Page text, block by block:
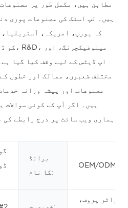
مطابق ہیں، مکمل طور پر
ہیں۔ لپ اسٹک کی مصنوعات پوری
کہ یورپ، امریکہ،
اپ ڈیٹس کے لیے وقف کیا گیا
مختلف شعبوں، ممالک اور خطوں
مصنوعات اور پیشہ ورانہ
ہیں۔ اگر آپ کے کوئی سوالات
ہماری ویب سائٹ پر درج رابطے
برانڈ
کا نام:
OEM/ODM
واٹر پروف،